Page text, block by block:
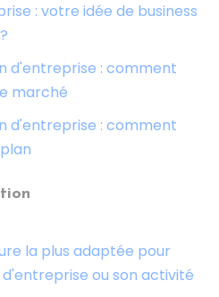
: votre idée de business
d'entreprise : comment
marché
d'entreprise : comment
la plus adaptée pour
ou son activité